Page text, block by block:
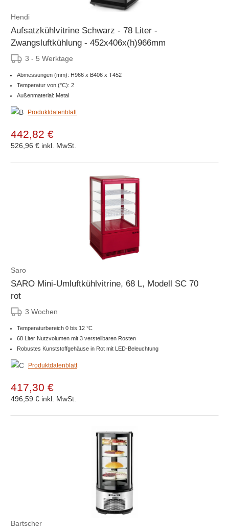
Hendi
Aufsatzkühlvitrine Schwarz - 78 Liter -
Zwangsluftkühlung - 452x406x(h)966mm
3 - 5 Werktage
Abmessungen (mm): H966 x B406 x T452
Temperatur von (°C): 2
Außenmaterial: Metal
Produktdatenblatt
442,82 €
526,96 € inkl. MwSt.
Saro
SARO Mini-Umluftkühlvitrine, 68 L, Modell SC 70
rot
3 Wochen
Temperaturbereich 0 bis 12 °C
68 Liter Nutzvolumen mit 3 verstellbaren Rosten
Robustes Kunststoffgehäuse in Rot mit LED-Beleuchtung
Produktdatenblatt
417,30 €
496,59 € inkl. MwSt.
Bartscher